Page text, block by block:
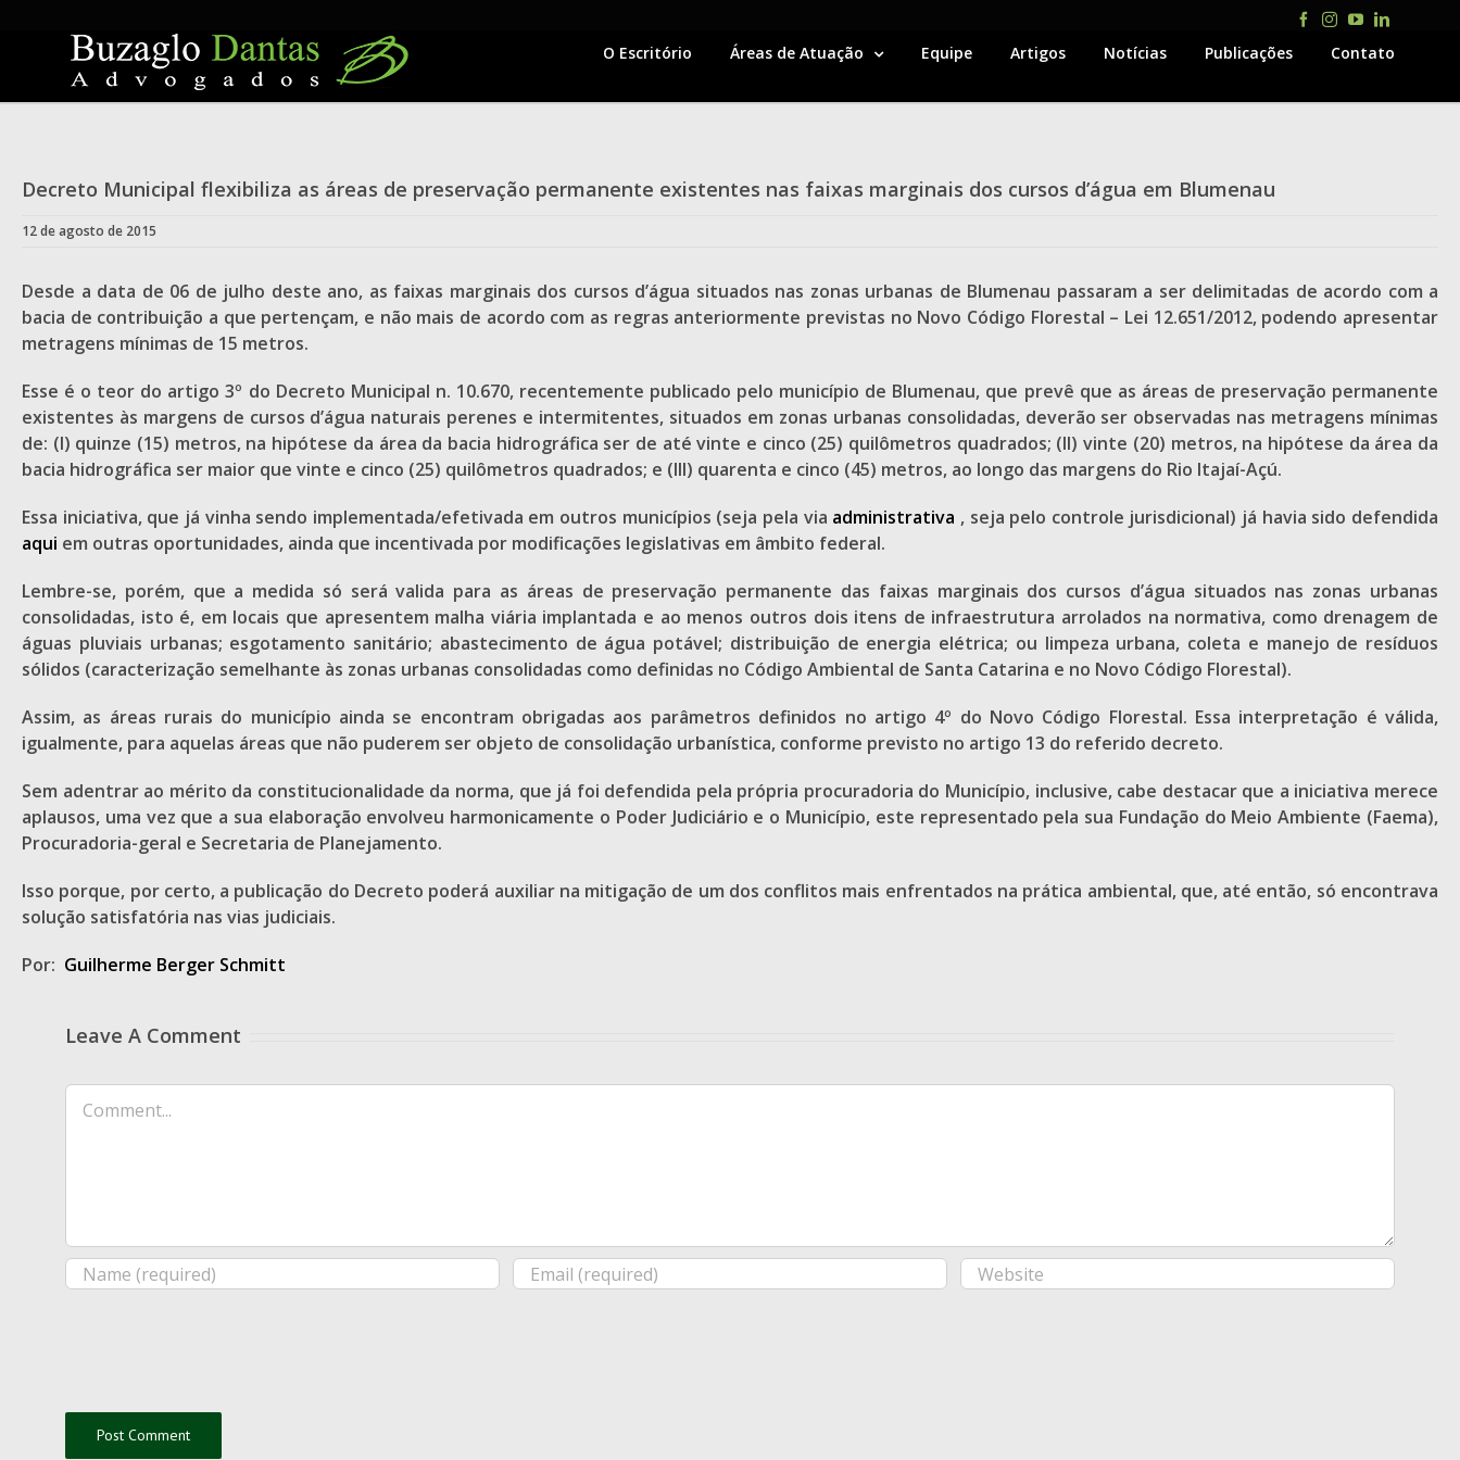
Facebook
Instagram
YouTubeLinkedIn
O Escritório Áreas de Atuação Equipe Artigos Notícias Publicações Contato
Decreto Municipal flexibiliza as áreas de preservação permanente existentes nas faixas marginais dos cursos d’água em Blumenau
12 de agosto de 2015
Desde a data de 06 de julho deste ano, as faixas marginais dos cursos d’água situados nas zonas urbanas de Blumenau passaram a ser delimitadas de acordo com a
bacia de contribuição a que pertençam, e não mais de acordo com as regras anteriormente previstas no Novo Código Florestal – Lei 12.651/2012, podendo apresentar
metragens mínimas de 15 metros.
Esse é o teor do artigo 3º do Decreto Municipal n. 10.670, recentemente publicado pelo município de Blumenau, que prevê que as áreas de preservação permanente
existentes às margens de cursos d’água naturais perenes e intermitentes, situados em zonas urbanas consolidadas, deverão ser observadas nas metragens mínimas
de: (I) quinze (15) metros, na hipótese da área da bacia hidrográfica ser de até vinte e cinco (25) quilômetros quadrados; (II) vinte (20) metros, na hipótese da área da
bacia hidrográfica ser maior que vinte e cinco (25) quilômetros quadrados; e (III) quarenta e cinco (45) metros, ao longo das margens do Rio Itajaí-Açú.
Essa iniciativa, que já vinha sendo implementada/efetivada em outros municípios (seja pela via administrativa , seja pelo controle jurisdicional) já havia sido defendida
aqui em outras oportunidades, ainda que incentivada por modificações legislativas em âmbito federal.
Lembre-se, porém, que a medida só será valida para as áreas de preservação permanente das faixas marginais dos cursos d’água situados nas zonas urbanas
consolidadas, isto é, em locais que apresentem malha viária implantada e ao menos outros dois itens de infraestrutura arrolados na normativa, como drenagem de
águas pluviais urbanas; esgotamento sanitário; abastecimento de água potável; distribuição de energia elétrica; ou limpeza urbana, coleta e manejo de resíduos
sólidos (caracterização semelhante às zonas urbanas consolidadas como definidas no Código Ambiental de Santa Catarina e no Novo Código Florestal).
Assim, as áreas rurais do município ainda se encontram obrigadas aos parâmetros definidos no artigo 4º do Novo Código Florestal. Essa interpretação é válida,
igualmente, para aquelas áreas que não puderem ser objeto de consolidação urbanística, conforme previsto no artigo 13 do referido decreto.
Sem adentrar ao mérito da constitucionalidade da norma, que já foi defendida pela própria procuradoria do Município, inclusive, cabe destacar que a iniciativa merece
aplausos, uma vez que a sua elaboração envolveu harmonicamente o Poder Judiciário e o Município, este representado pela sua Fundação do Meio Ambiente (Faema),
Procuradoria-geral e Secretaria de Planejamento.
Isso porque, por certo, a publicação do Decreto poderá auxiliar na mitigação de um dos conflitos mais enfrentados na prática ambiental, que, até então, só encontrava
solução satisfatória nas vias judiciais.
Por: Guilherme Berger Schmitt
Leave A Comment
Comment